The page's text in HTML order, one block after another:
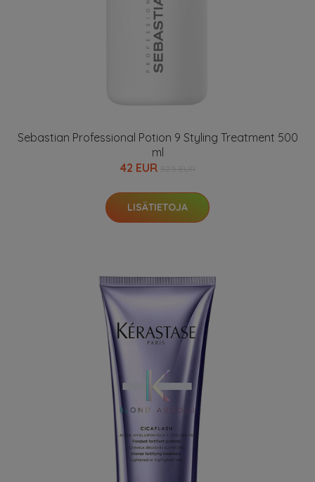
Sebastian Professional Potion 9 Styling Treatment 500
ml
42 EUR
LISÄTIETOJA